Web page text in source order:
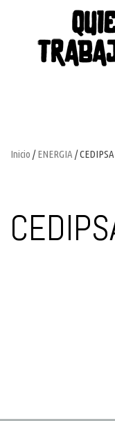
Inicio /ENERGIA /